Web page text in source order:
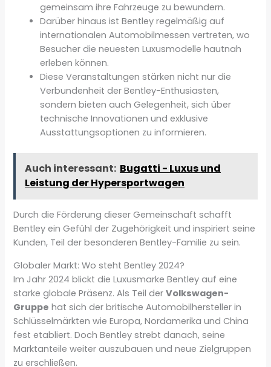
gemeinsam ihre Fahrzeuge zu bewundern.
Darüber hinaus ist Bentley regelmäßig auf
internationalen Automobilmessen vertreten, wo
Besucher die neuesten Luxusmodelle hautnah
erleben können.
Diese Veranstaltungen stärken nicht nur die
Verbundenheit der Bentley-Enthusiasten,
sondern bieten auch Gelegenheit, sich über
technische Innovationen und exklusive
Ausstattungsoptionen zu informieren.
Auch interessant: Bugatti - Luxus und
Leistung der Hypersportwagen
Durch die Förderung dieser Gemeinschaft schafft
Bentley ein Gefühl der Zugehörigkeit und inspiriert seine
Kunden, Teil der besonderen Bentley-Familie zu sein.
Globaler Markt: Wo steht Bentley 2024?
Im Jahr 2024 blickt die Luxusmarke Bentley auf eine
starke globale Präsenz. Als Teil derVolkswagen-
Gruppe hat sich der britische Automobilhersteller in
Schlüsselmärkten wie Europa, Nordamerika und China
fest etabliert. Doch Bentley strebt danach, seine
Marktanteile weiter auszubauen und neue Zielgruppen
zu erschließen.